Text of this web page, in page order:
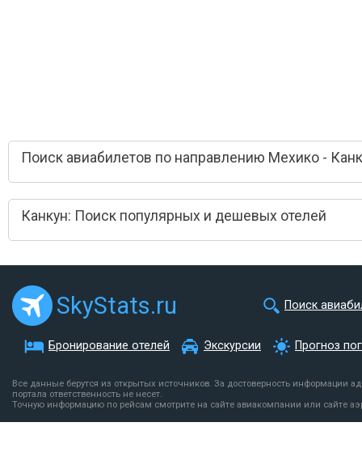
Поиск авиабилетов по направлению Мехико -
Канкун: Поиск популярных и дешевых отелей
SkyStats.ru Поиск
Бронирование отелей Экскурсии Прогноз
Все данные берутся из открытых источников. За достоверность информации
портала ответственность не несет.
Точную информацию по рейсам смотрите на сайте авиакомпании или сайте